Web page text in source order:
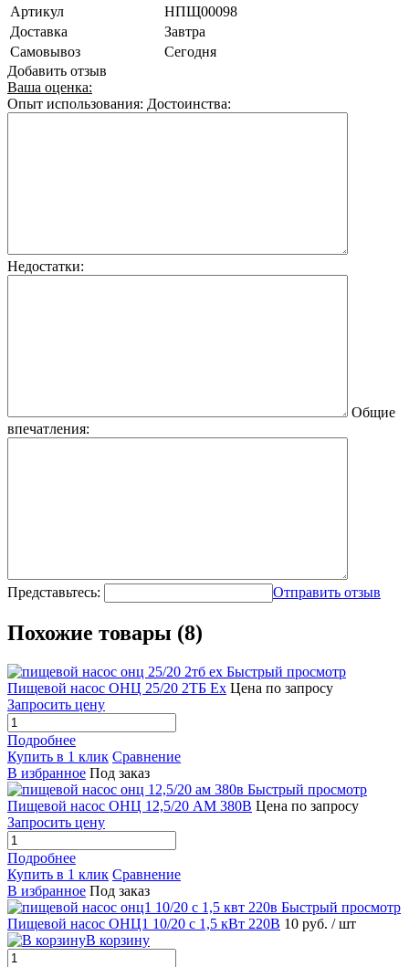
Артикул
НПЩ00098
Доставка
Завтра
Самовывоз
Сегодня
Добавить отзыв
Ваша оценка:
Опыт использования: Достоинства:
Недостатки:
Общие
впечатления:
Представьтесь: Отправить отзыв
Похожие товары (8)
Быстрый просмотр
Пищевой насос ОНЦ 25/20 2ТБ Ex Цена по запросу
Запросить цену
Подробнее
Купить в 1 клик Сравнение
В избранное Под заказ
Быстрый просмотр
Пищевой насос ОНЦ 12,5/20 АМ 380В Цена по запросу
Запросить цену
Подробнее
Купить в 1 клик Сравнение
В избранное Под заказ
Быстрый просмотр
Пищевой насос ОНЦ1 10/20 с 1,5 кВт 220В 10 руб. / шт
В корзину